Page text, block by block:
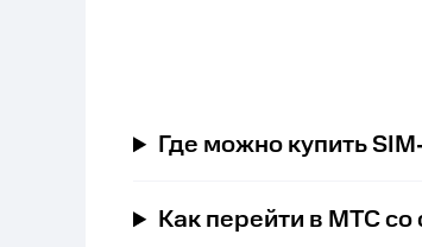
Где можно купить
Как перейти в МТС